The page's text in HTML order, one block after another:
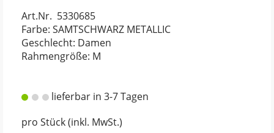
Art.Nr. 5330685
Farbe: SAMTSCHWARZ METALLIC
Geschlecht: Damen
Rahmengröße: M
lieferbar in 3-7 Tagen
pro Stück (inkl. MwSt.)